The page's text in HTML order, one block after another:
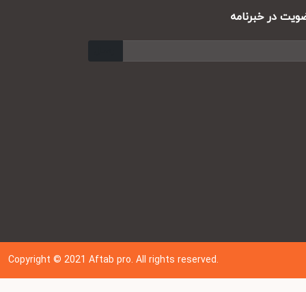
در خبرنامه
Copyright © 202 1Aftab pro. All rights reserved.